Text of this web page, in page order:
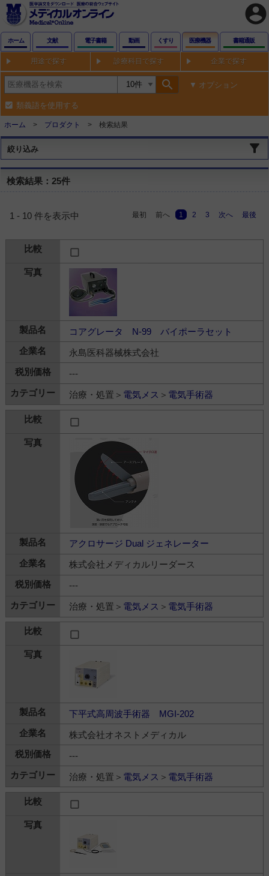
account_circle
ホーム 文献 電子書籍 動画 くすり 医療機器 書籍通販
用途で探す 診療科目で探す 企業で探す
search オプション
類義語を使用する
ホーム プロダクト 検索結果
絞り込み
検索結果：25件
1 - 10 件を表示中 最初 前へ 1 2 3 次へ 最後
コアグレータ N-99 バイポーラセット
永島医科器械株式会社
---
治療・処置＞ 電気メス ＞ 電気手術器
アクロサージ Dual ジェネレーター
株式会社メディカルリーダース
---
治療・処置＞ 電気メス ＞ 電気手術器
下平式高周波手術器 MGI-202
株式会社オネストメディカル
---
治療・処置＞ 電気メス ＞ 電気手術器